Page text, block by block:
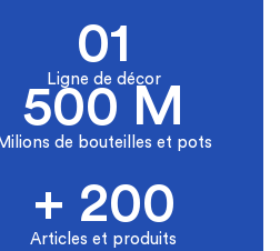
01
Ligne de décor
500 M
Milions de bouteilles et pots
+ 200
Articles et produits